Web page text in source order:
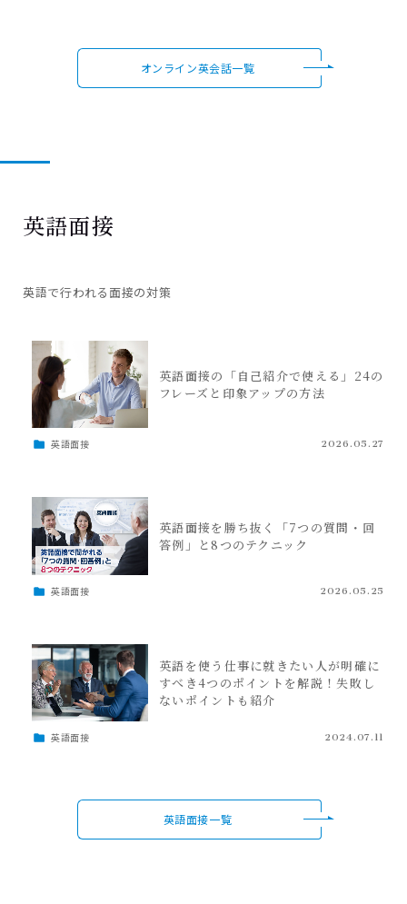
オンライン英会話一覧
英語面接
英語で行われる面接の対策
英語面接一覧
英語面接の「自己紹介で使える」24の
フレーズと印象アップの方法
英語面接 2026.05.27
英語面接を勝ち抜く「7つの質問・回
答例」と8つのテクニック
英語面接 2026.05.25
英語を使う仕事に就きたい人が明確に
すべき4つのポイントを解説！失敗し
ないポイントも紹介
英語面接 2024.07.11